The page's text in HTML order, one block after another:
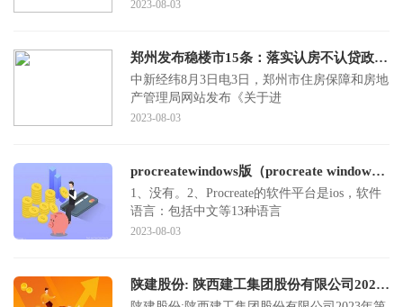
2023-08-03
郑州发布稳楼市15条：落实认房不认贷政策 鼓励下调存量房贷利率
中新经纬8月3日电3日，郑州市住房保障和房地
产管理局网站发布《关于进
2023-08-03
procreatewindows版（procreate windows版）
1、没有。2、Procreate的软件平台是ios，软件
语言：包括中文等13种语言
2023-08-03
陕建股份: 陕西建工集团股份有限公司2023年第四次临时股东大会决议公告